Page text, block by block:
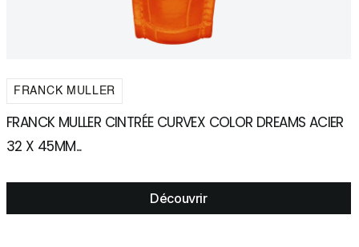
FRANCK MULLER
FRANCK MULLER CINTRÉE CURVEX COLOR DREAMS ACIER
32 X 45MM...
Découvrir